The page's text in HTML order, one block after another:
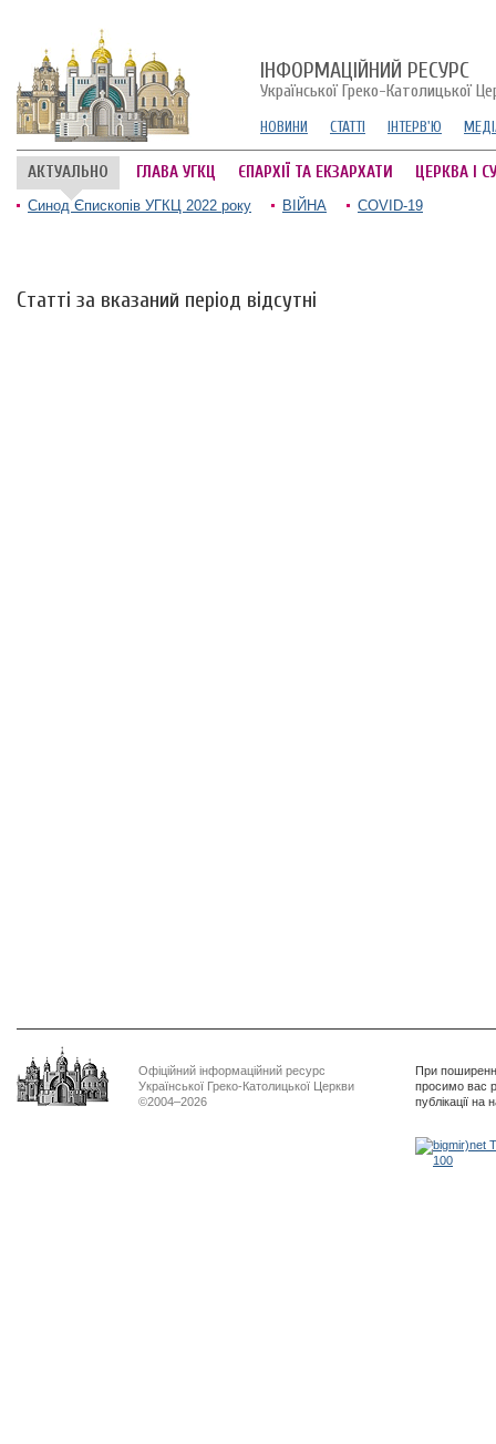
ІНФОРМАЦІЙНИЙ РЕСУРС
Української Греко-Католицької
НОВИНИ СТАТТІ ІНТЕРВ'Ю
АКТУАЛЬНО ГЛАВА УГКЦ ЄПАРХІЇ ТА ЕКЗАРХАТИ ЦЕРКВА І
Синод Єпископів УГКЦ 2022 року ВІЙНА COVID-19
Статті за вказаний період відсутні
Офіційний інформаційний ресурс
Української Греко-Католицької Церкви
©2004–2026
При
просимо вас
публікації на